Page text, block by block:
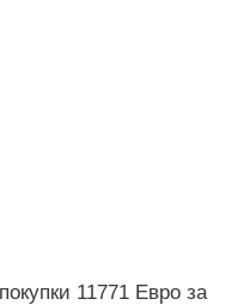
11771 Евро за